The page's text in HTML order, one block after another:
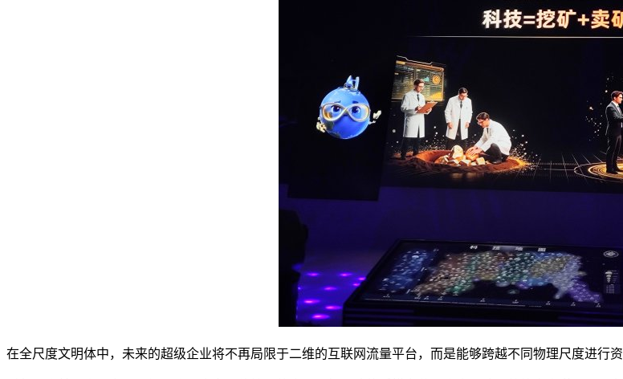
在全尺度文明体中，未来的超级企业将不再局限于二维的互联网流量平台，而是能够跨越不同物理尺度进行